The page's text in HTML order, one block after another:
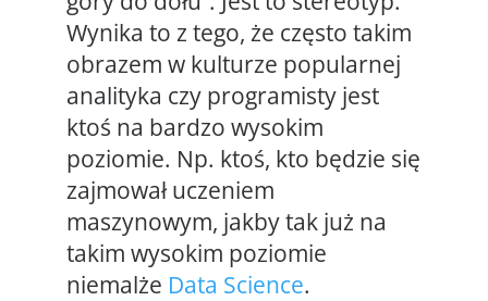
Wynika to z tego, że często takim
obrazem w kulturze popularnej
analityka czy programisty jest
ktoś na bardzo wysokim
poziomie. Np. ktoś, kto będzie się
zajmował uczeniem
maszynowym, jakby tak już na
takim wysokim poziomie
niemalże Data Science.